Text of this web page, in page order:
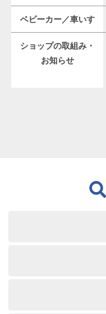
ベビーカー／車いす
ショップの取組み・
お知らせ